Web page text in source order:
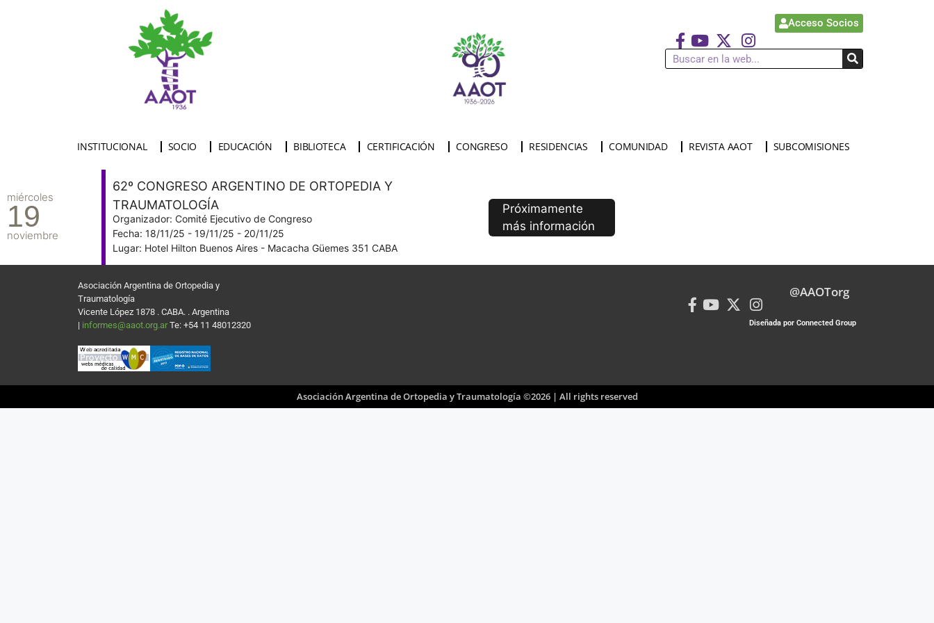
Acceso Socios
INSTITUCIONAL SOCIO EDUCACIÓN BIBLIOTECA CERTIFICACIÓN CONGRESO RESIDENCIAS COMUNIDAD REVISTA AAOT SUBCOMISIONES
miércoles
19
noviembre
62º CONGRESO ARGENTINO DE ORTOPEDIA Y
TRAUMATOLOGÍA
Organizador: Comité Ejecutivo de Congreso
Fecha: 18/11/25 - 19/11/25 - 20/11/25
Lugar: Hotel Hilton Buenos Aires - Macacha Güemes 351 CABA
Próximamente
más información
Asociación Argentina de Ortopedia y
Traumatología
Vicente López 1878 . CABA. . Argentina
| informes@aaot.org.ar Te: +54 11 48012320
@AAOTorg
Diseñada por Connected Group
Asociación Argentina de Ortopedia y Traumatología ©2026 | All rights reserved